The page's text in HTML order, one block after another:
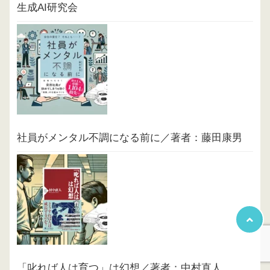
生成AI研究会
社員がメンタル不調になる前に／著者：藤田康男